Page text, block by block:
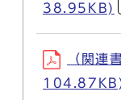
38.95KB)
（関連